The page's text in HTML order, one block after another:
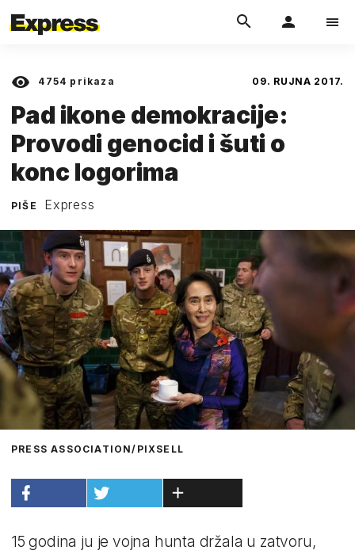
4754 prikaza 09. RUJNA 2017.
Pad ikone demokracije:
Provodi genocid i šuti o
konc logorima
PIŠE Express
PRESS ASSOCIATION/PIXSELL
15 godina ju je vojna hunta držala u zatvoru,